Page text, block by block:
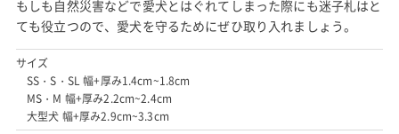
もしも自然災害などで愛犬とはぐれてしまった際にも迷子札はと
ても役立つので、愛犬を守るためにぜひ取り入れましょう。
サイズ
SS・S・SL 幅+厚み1.4cm~1.8cm
MS・M 幅+厚み2.2cm~2.4cm
大型犬 幅+厚み2.9cm~3.3cm